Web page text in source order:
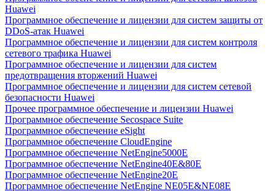
Huawei
Программное обеспечение и лицензии для систем защиты от
DDoS-атак Huawei
Программное обеспечение и лицензии для систем контроля
сетевого трафика Huawei
Программное обеспечение и лицензии для систем
предотвращения вторжений Huawei
Программное обеспечение и лицензии для систем сетевой
безопасности Huawei
Прочее программное обеспечение и лицензии Huawei
Программное обеспечение Secospace Suite
Программное обеспечение eSight
Программное обеспечение CloudEngine
Программное обеспечение NetEngine5000E
Программное обеспечение NetEngine40E&80E
Программное обеспечение NetEngine20E
Программное обеспечение NetEngine NE05E&NE08E